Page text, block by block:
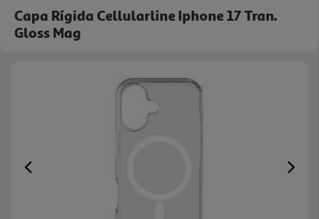
Capa Rígida Cellularline Iphone 17 Tran.
Gloss Mag
Previous